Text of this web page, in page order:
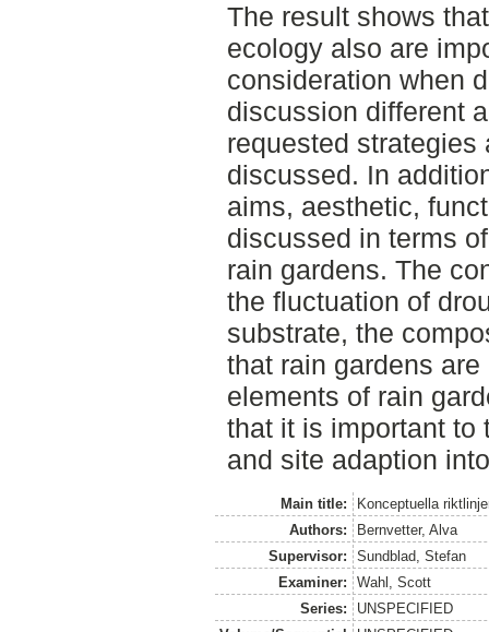
The result shows
ecology also are
consideration when
discussion different
requested
discussed. In
aims, aesthetic,
discussed in terms
rain gardens. The
the fluctuation of
substrate, the
that rain gardens
elements of rain
that it is important to
and site adaption
Main title:
Konceptuella
Authors:
Bernvetter, Alva
Supervisor:
Sundblad, Stefan
Examiner:
Wahl, Scott
Series:
UNSPECIFIED